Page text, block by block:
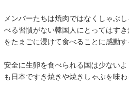
メンバーたちは焼肉ではなくしゃぶ
べる習慣がない韓国人にとってはす
をたまごに浸けて食べることに感動す
安全に生卵を食べられる国は少ない
も日本ですき焼きや焼きしゃぶを味わ